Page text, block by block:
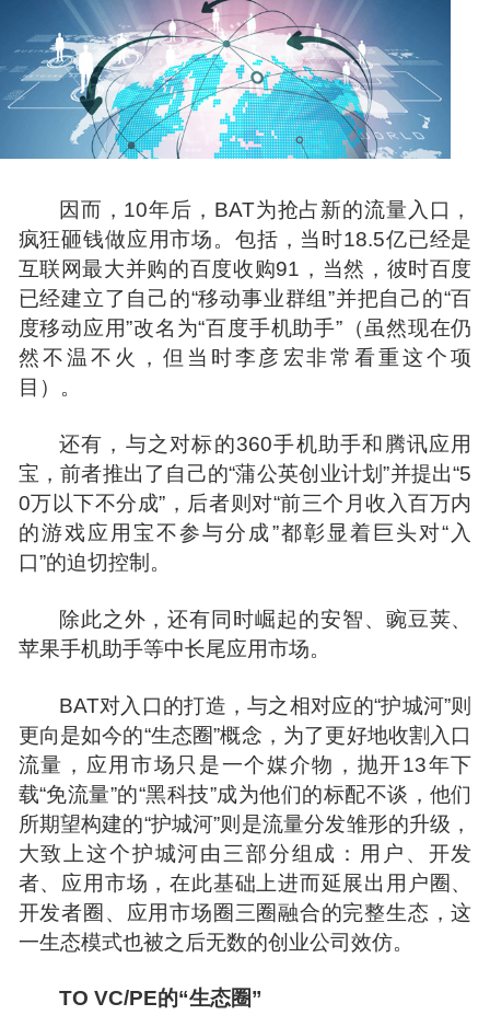
因而，10年后，BAT为抢占新的流量入口，
疯狂砸钱做应用市场。包括，当时18.5亿已经是
互联网最大并购的百度收购91，当然，彼时百度
已经建立了自己的“移动事业群组”并把自己的“百
度移动应用”改名为“百度手机助手”（虽然现在仍
然不温不火，但当时李彦 宏非常看重这个项
目 ）。
还有，与之对标的360手机助手和 腾讯应用
宝，前者推出了自己的“蒲公英创业计划”并提出“5
0万以下不分成”，后者则对“前三个月收入百万内
的游戏应用宝不参与分成”都彰显着巨头对“入
口”的迫切控制。
除此之外，还有同时崛起的安智、豌豆荚、
苹果手机助手等中长尾应用市场。
BAT对入口的打造，与之相对应的“护城河”则
更向是如今的“生态圈”概念，为了更好地收割入口
流量，应用市场只是一个媒介物，抛开13年下
载“免流量”的“黑科技”成为他们的标配不谈，他们
所期望构建的“护城河”则是流量分发雏形的升级，
大致上这个护城河由三部分组成：用户、开发
者、应用市场，在此基础上进而延展出用户圈、
开发者圈、应用市场圈三圈融合的完整生态，这
一生态模式也被之后无数的创业公司效仿。
TO VC/PE的“生态圈”